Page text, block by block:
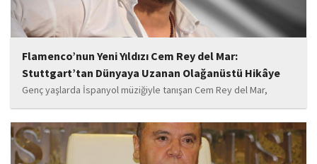
Flamenco’nun Yeni Yıldızı Cem Rey del Mar:
Stuttgart’tan Dünyaya Uzanan Olağanüstü Hikâye
Genç yaşlarda İspanyol müziğiyle tanışan Cem Rey del Mar,
flamenco kültürünün büyüleyici atmosferinden etkilenerek
kendisini bu alana yönlendirdi. Saatler süren disiplinli çalışmalar,
teknik gelişim ve müziğe olan tutkusu, onu kısa...